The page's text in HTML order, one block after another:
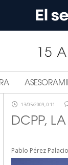
13/05/2009, 0:11
DCPP,
Pablo Pérez